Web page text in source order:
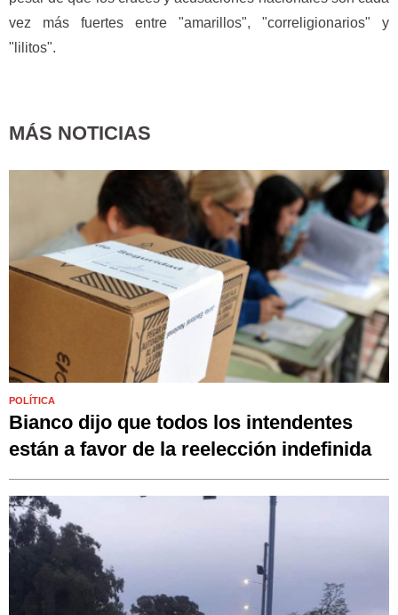
vez más fuertes entre "amarillos", "correligionarios" y
"lilitos".
MÁS NOTICIAS
POLÍTICA
Bianco dijo que todos los intendentes
están a favor de la reelección indefinida